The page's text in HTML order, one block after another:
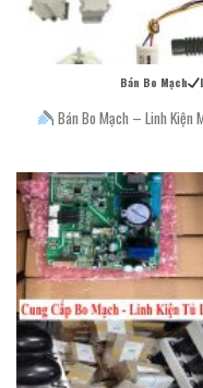
Bán Bo Mạch
Bán Bo Mạch – Linh Kiện